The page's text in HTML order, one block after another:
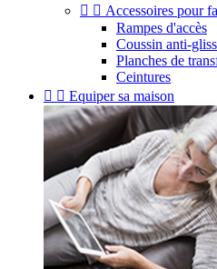
  Accessoires pour
Rampes d'accès
Coussin anti-
Planches de
Ceintures
  Equiper sa maison